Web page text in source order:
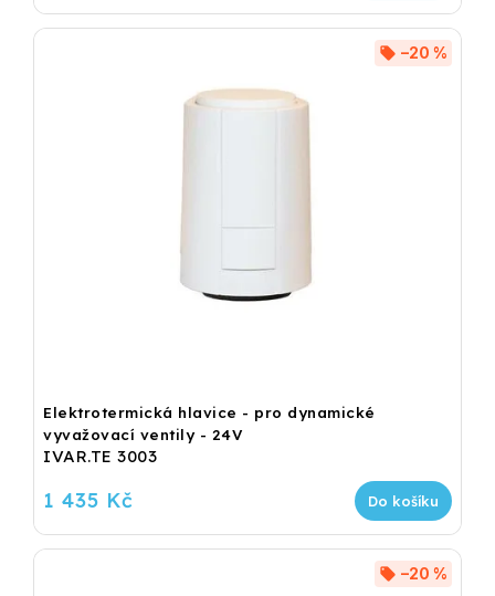
Elektrotermická hlavice - pro dynamické
vyvažovací ventily - 24V
IVAR.TE 3003
–20 %
1 435 Kč Do košíku
–20 %